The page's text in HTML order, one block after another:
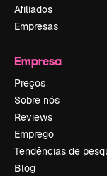
Afiliados
Empresas
Empresa
Preços
Sobre nós
Reviews
Emprego
Tendências de
Blog